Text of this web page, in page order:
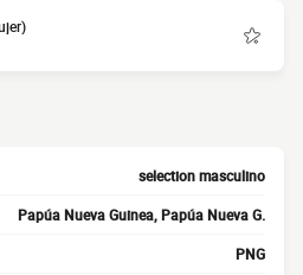
selection masculino
Papúa Nueva Guinea, Papúa Nueva G.
PNG